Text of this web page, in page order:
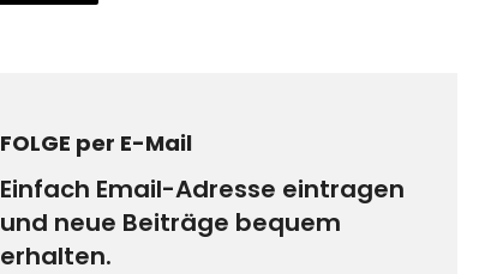
FOLGE per E-Mail
Einfach Email-Adresse eintragen
und neue Beiträge bequem
erhalten.